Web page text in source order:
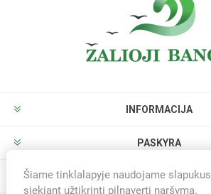
INFORMACIJA
PASKYRA
PARDUOTUVĖ
Šiame tinklalapyje naudojame slapukus
siekiant užtikrinti pilnavertį naršymą.